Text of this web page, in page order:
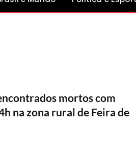
mortos com
na zona rural de Feira de